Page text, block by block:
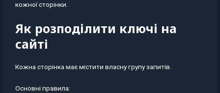
кожної сторінки.
Як розподілити ключі на
сайті
Кожна сторінка має містити власну групу запитів.
Основні правила: